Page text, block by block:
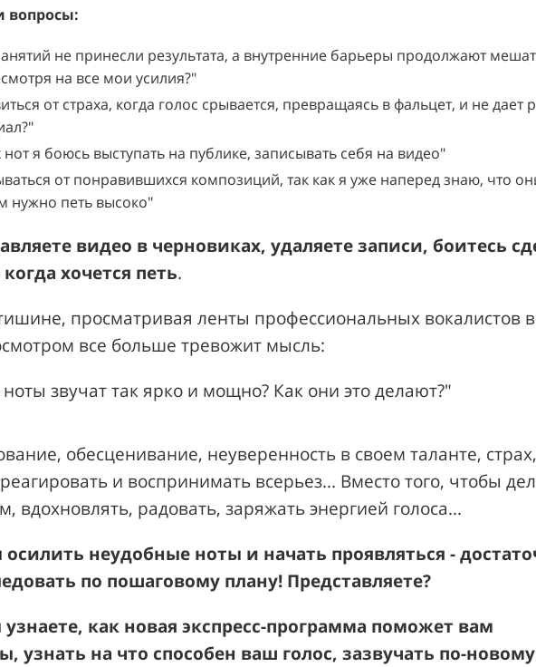
вопросы:
не принесли результата, а внутренние барьеры продолжают
на все мои усилия?"
от страха, когда голос срывается, превращаясь в фальцет, и не дает
я боюсь выступать на публике, записывать себя на видео"
от понравившихся композиций, так как я уже наперед знаю, что
нужно петь высоко"
видео в черновиках, удаляете записи, боитесь
хочется петь.
просматривая ленты профессиональных вокалистов в
все больше тревожит мысль:
звучат так ярко и мощно? Как они это делают?"
обесценивание, неуверенность в своем таланте,
и воспринимать всерьез... Вместо того, чтобы
вдохновлять, радовать, заряжать энергией голоса...
неудобные ноты и начать проявляться -
по пошаговому плану! Представляете?
как новая экспресс-программа поможет вам
узнать на что способен ваш голос, зазвучать по-